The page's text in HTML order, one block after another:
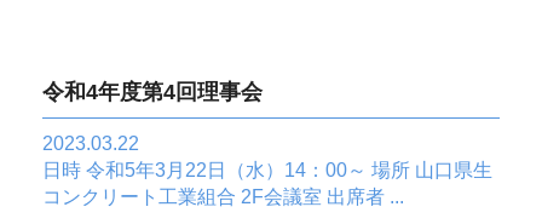
令和4年度第4回理事会
2023.03.22
日時 令和5年3月22日（水）14：00～ 場所 山口県生
コンクリート工業組合 2F会議室 出席者 ...